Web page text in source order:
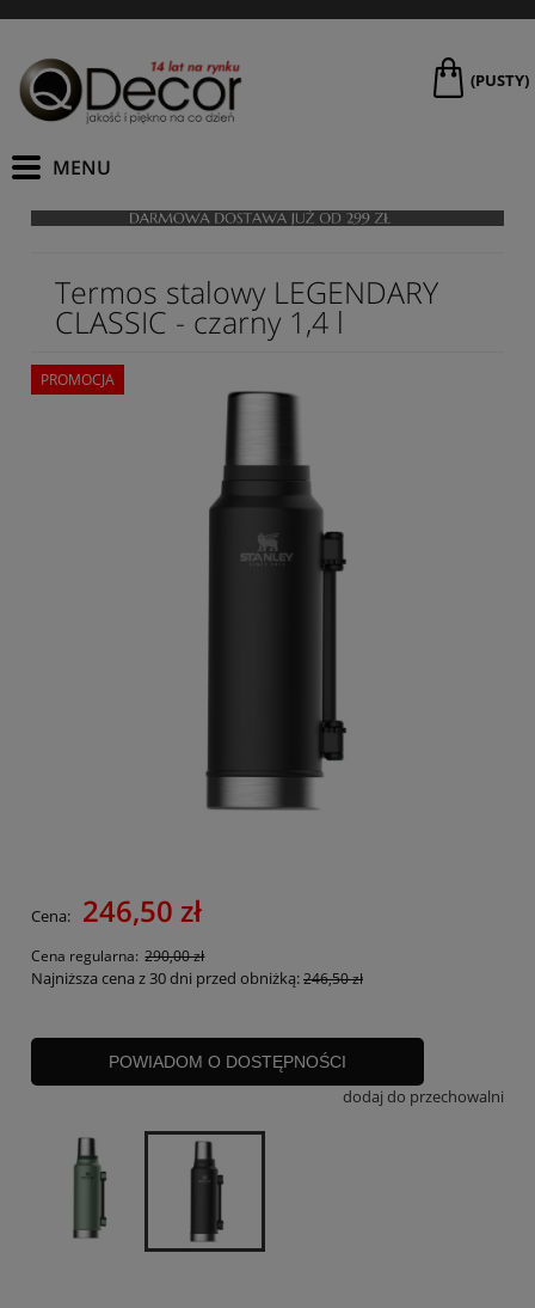
(PUSTY)
Termos stalowy LEGENDARY
CLASSIC - czarny 1,4 l
PROMOCJA
Cena: 246,50 zł
Cena regularna: 290,00 zł
Najniższa cena z 30 dni przed obniżką:246,50 zł
POWIADOM O DOSTĘPNOŚCI
dodaj do przechowalni